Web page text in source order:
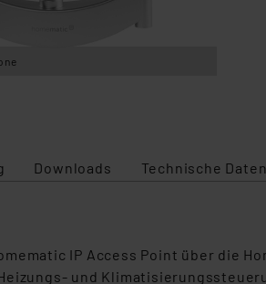
Downloads Technische Daten
IP Access Point über die
und